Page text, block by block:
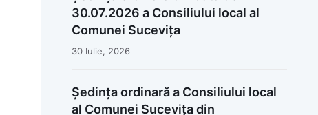
30.07.2026 a Consiliului local al
Comunei Sucevița
30 Iulie, 2026
Ședința ordinară a Consiliului local
al Comunei Sucevița din